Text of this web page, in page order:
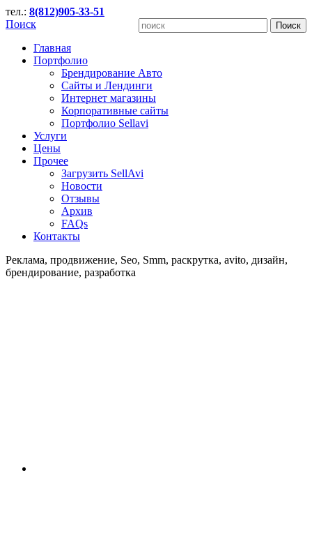
тел.: 8(812)905-33-51
Поиск
Главная
Портфолио
Брендирование Авто
Сайты и Лендинги
Интернет магазины
Корпоративные сайты
Портфолио Sellavi
Услуги
Цены
Прочее
Загрузить SellAvi
Новости
Отзывы
Архив
FAQs
Контакты
Реклама, продвижение, Seo, Smm, раскрутка, avito, дизайн,
брендирование, разработка